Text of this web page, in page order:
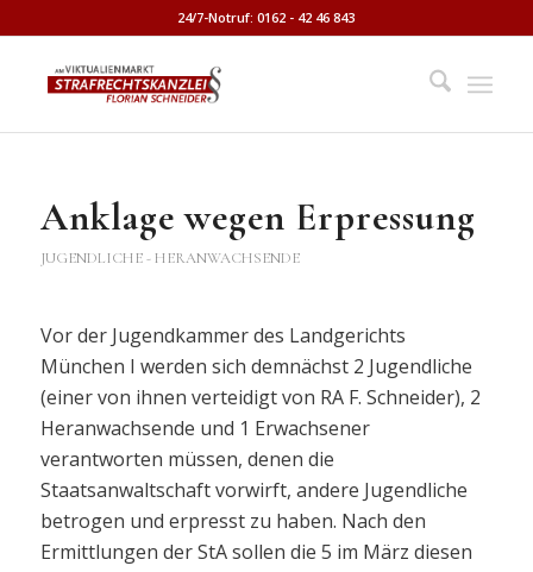
24/7-Notruf: 0162 - 42 46 843
Anklage wegen Erpressung
JUGENDLICHE - HERANWACHSENDE
Vor der Jugendkammer des Landgerichts
München I werden sich demnächst 2 Jugendliche
(einer von ihnen verteidigt von RA F. Schneider), 2
Heranwachsende und 1 Erwachsener
verantworten müssen, denen die
Staatsanwaltschaft vorwirft, andere Jugendliche
betrogen und erpresst zu haben. Nach den
Ermittlungen der StA sollen die 5 im März diesen